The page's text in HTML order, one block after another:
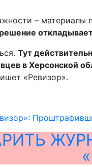
– материалы
Тут
в Херсонской
«Ревизор».